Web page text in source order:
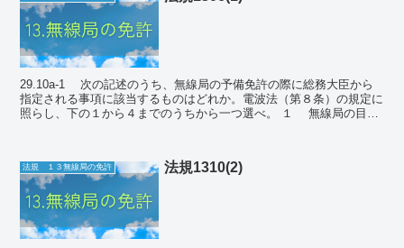
29.10a-1 次の記述のうち、無線局の予備免許の際に総務大臣から
指定される事項に該当するものはどれか。電波法（第８条）の規定に
照らし、下の１から４までのうちから一つ選べ。 １ 無線局の目的
法規 １３無線局の免許 法規1310(2)